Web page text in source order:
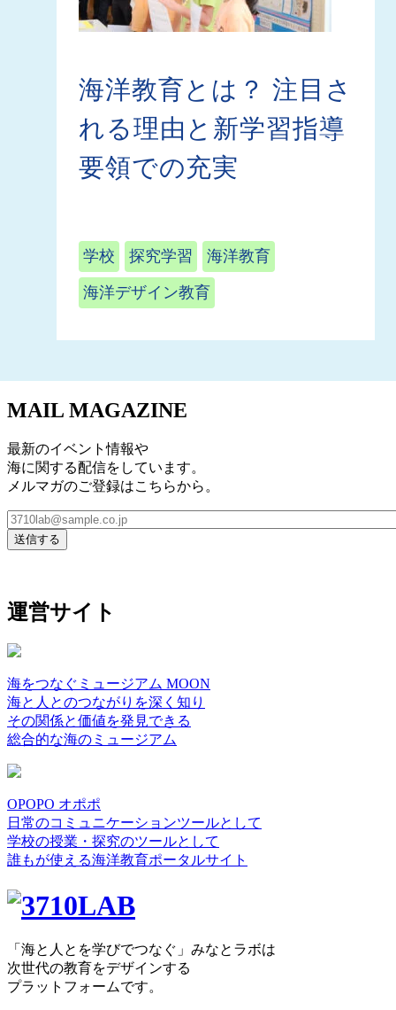
海洋教育とは？ 注目さ
れる理由と新学習指導
要領での充実
学校 探究学習 海洋教育
海洋デザイン教育
MAIL MAGAZINE
最新のイベント情報や
海に関する配信をしています。
メルマガのご登録はこちらから。
運営サイト
海をつなぐミュージアム MOON
海と人とのつながりを深く知り
その関係と価値を発見できる
総合的な海のミュージアム
OPOPO オポポ
日常のコミュニケーションツールとして
学校の授業・探究のツールとして
誰もが使える海洋教育ポータルサイト
「海と人とを学びでつなぐ」みなとラボは
次世代の教育をデザインする
プラットフォームです。